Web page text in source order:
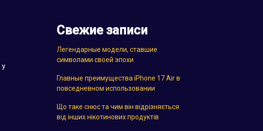
Свежие записи
Легендарные модели, ставшие
символами своей эпохи
Главные преимущества iPhone 17 Air в
повседневном использовании
Що таке снюс та чим він відрізняється
від інших нікотинових продуктів